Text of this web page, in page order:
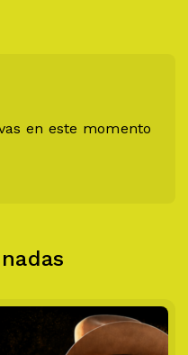
en este momento